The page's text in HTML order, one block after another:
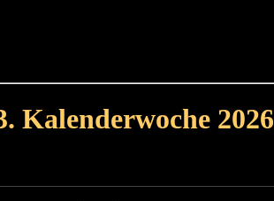
Kalenderwoche 2026